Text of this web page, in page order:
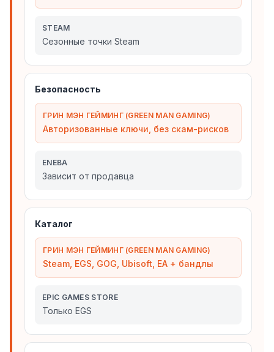
STEAM
Сезонные точки Steam
Безопасность
ГРИН МЭН ГЕЙМИНГ (GREEN MAN GAMING)
Авторизованные ключи, без скам-рисков
ENEBA
Зависит от продавца
Каталог
ГРИН МЭН ГЕЙМИНГ (GREEN MAN GAMING)
Steam, EGS, GOG, Ubisoft, EA + бандлы
EPIC GAMES STORE
Только EGS